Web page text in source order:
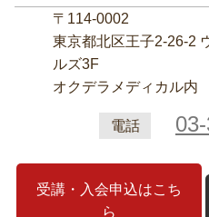
〒114-0002
東京都北区王子2‐26‐2
ルズ3F
オクデラメディカル内
電話
受講・入会申込はこち
ら